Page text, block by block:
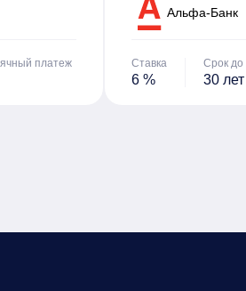
платеж
Альфа-Банк
Ставка
6 %
Срок до
30 лет